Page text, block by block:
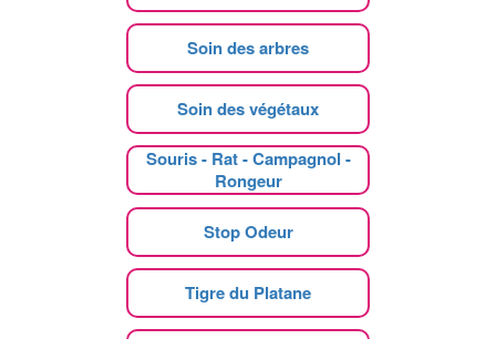
Soin des arbres
Soin des végétaux
Souris - Rat - Campagnol -
Rongeur
Stop Odeur
Tigre du Platane